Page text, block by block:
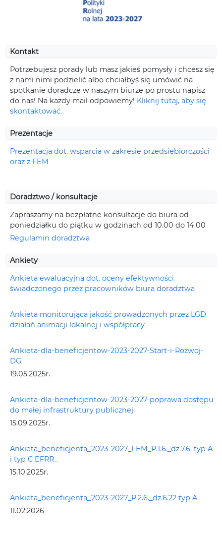
Kontakt
Potrzebujesz porady lub masz jakieś pomysły i chcesz się
z nami nimi podzielić albo chciałbyś się umówić na
spotkanie doradcze w naszym biurze po prostu napisz
do nas! Na każdy mail odpowiemy! Kliknij tutaj, aby się
skontaktować.
Prezentacje
Prezentacja dot. wsparcia w zakresie przedsiębiorczości
oraz z FEM
Doradztwo / konsultacje
Zapraszamy na bezpłatne konsultacje do biura od
poniedziałku do piątku w godzinach od 10.00 do 14.00
Regulamin doradztwa
Ankiety
Ankieta ewaluacyjna dot. oceny efektywności
świadczonego przez pracowników biura doradztwa
Ankieta monitorująca jakość prowadzonych przez LGD
działań animacji lokalnej i współpracy
Ankieta-dla-beneficjentow-2023-2027-Start-i-Rozwoj-
DG
19.05.2025r.
Ankieta-dla-beneficjentow-2023-2027-poprawa dostępu
do małej infrastruktury publicznej
15.09.2025r.
Ankieta_beneficjenta_2023-2027_FEM_P.1.6._dz.7.6. typ A
i typ C EFRR_
15.10.2025r.
Ankieta_beneficjenta_2023-2027_P.2.6._dz.6.22 typ A
11.02.2026